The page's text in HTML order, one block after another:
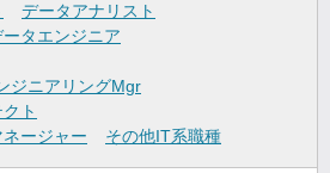
データアナリスト
ータエンジニア
ジニアリングMgr
ト
ージャー
その他IT系職種